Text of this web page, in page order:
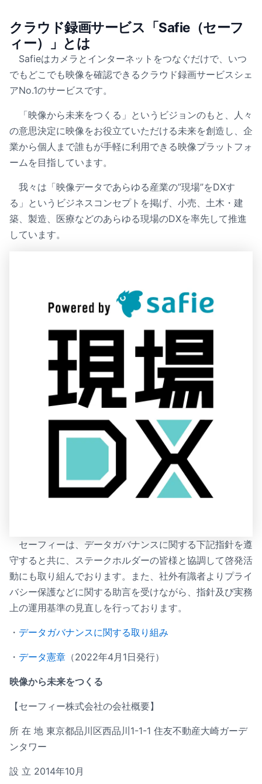
クラウド録画サービス「Safie（セーフ
ィー）」とは
Safieはカメラとインターネットをつなぐだけで、いつ
でもどこでも映像を確認できるクラウド録画サービスシェ
アNo.1のサービスです。
「映像から未来をつくる」というビジョンのもと、人々
の意思決定に映像をお役立ていただける未来を創造し、企
業から個人まで誰もが手軽に利用できる映像プラットフォ
ームを目指しています。
我々は「映像データであらゆる産業の”現場”をDXす
る」というビジネスコンセプトを掲げ、小売、土木・建
築、製造、医療などのあらゆる現場のDXを率先して推進
しています。
セーフィーは、データガバナンスに関する下記指針を遵
守すると共に、ステークホルダーの皆様と協調して啓発活
動にも取り組んでおります。また、社外有識者よりプライ
バシー保護などに関する助言を受けながら、指針及び実務
上の運用基準の見直しを行っております。
・ データガバナンスに関する取り組み
・ データ憲章 （2022年4月1日発行）
映像から未来をつくる
【セーフィー株式会社の会社概要】
所 在 地 東京都品川区西品川1-1-1 住友不動産大崎ガーデ
ンタワー
設 立 2014年10月